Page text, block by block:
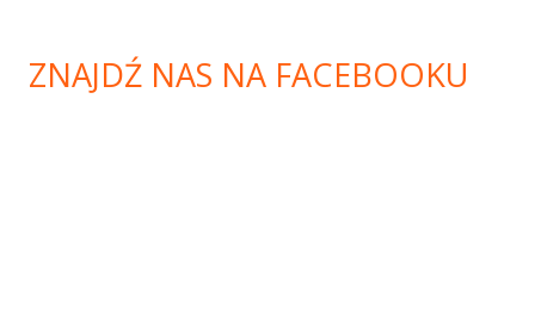
ZNAJDŹ NAS NA FACEBOOKU